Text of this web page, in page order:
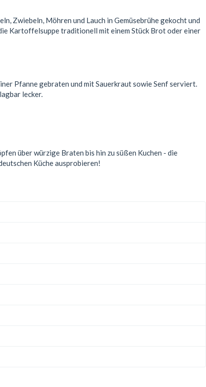
Zwiebeln, Möhren und Lauch in Gemüsebrühe gekocht und
Kartoffelsuppe traditionell mit einem Stück Brot oder einer
Pfanne gebraten und mit Sauerkraut sowie Senf serviert.
lecker.
über würzige Braten bis hin zu süßen Kuchen - die
Küche ausprobieren!